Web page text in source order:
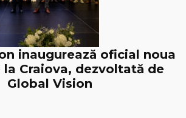
inaugurează oficial noua
Craiova, dezvoltată de
Global Vision